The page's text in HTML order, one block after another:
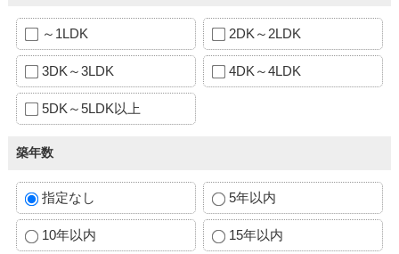
～1LDK 2DK～2LDK
3DK～3LDK 4DK～4LDK
5DK～5LDK以上
築年数
指定なし 5年以内
10年以内 15年以内